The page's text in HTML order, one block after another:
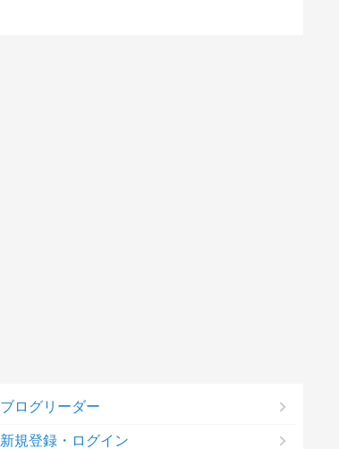
ブログリーダー
新規登録・ログイン